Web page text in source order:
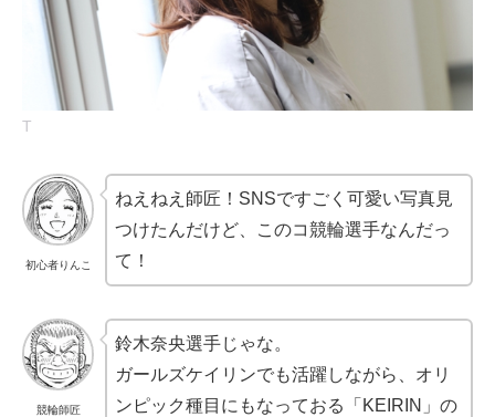
T
初心者りんこ
ねえねえ師匠！SNSですごく可愛い写真見
つけたんだけど、このコ競輪選手なんだっ
て！
競輪師匠
鈴木奈央選手じゃな。
ガールズケイリンでも活躍しながら、オリ
ンピック種目にもなっておる「KEIRIN」の